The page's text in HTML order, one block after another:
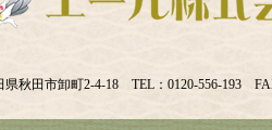
県秋田市卸町2-4-18 TEL：0120-556-193